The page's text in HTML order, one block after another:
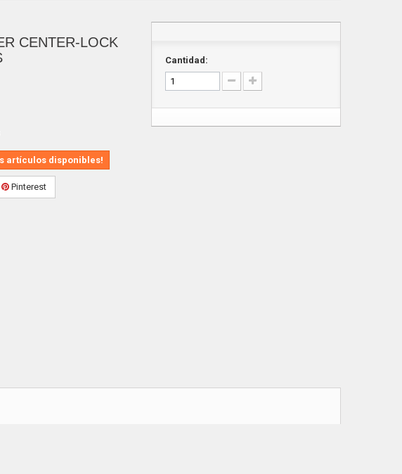
CENTER-LOCK
artículos disponibles!
Pinterest
Cantidad: